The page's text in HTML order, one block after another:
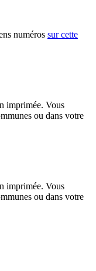
numéros sur cette
imprimée. Vous
ou dans votre
imprimée. Vous
ou dans votre